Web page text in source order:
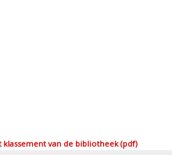
van de bibliotheek (pdf)